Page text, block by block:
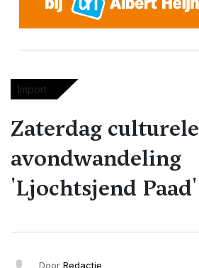
Import
Zaterdag culturele
avondwandeling
'Ljochtsjend Paad'
Door Redactie